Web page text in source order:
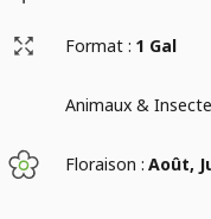
Format : 1 Gal
Animaux &
Floraison : Août,